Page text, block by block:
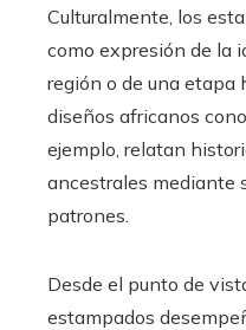
Culturalmente, los
como expresión de la
región o de una etapa
diseños africanos
ejemplo, relatan
ancestrales mediante
patrones.
Desde el punto de
estampados